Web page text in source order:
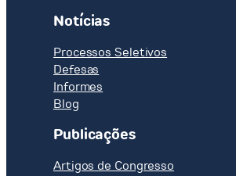
Notícias
Processos Seletivos
Defesas
Informes
Blog
Publicações
Artigos de Congresso